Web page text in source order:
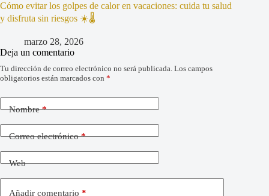
Cómo evitar los golpes de calor en vacaciones: cuida tu salud
y disfruta sin riesgos ☀️🌡️
marzo 28, 2026
Deja un comentario
Tu dirección de correo electrónico no será publicada. Los campos
obligatorios están marcados con *
Nombre*
Correo electrónico*
Web
Añadir comentario *